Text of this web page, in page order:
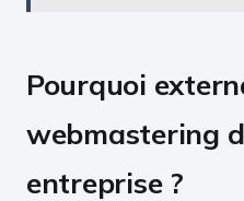
Pourquoi
webmastering
entreprise ?